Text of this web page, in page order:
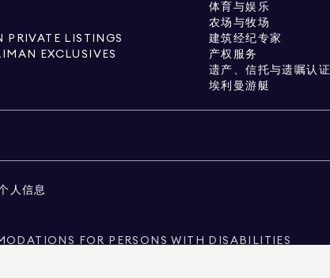
PRIVATE LISTINGS
EXCLUSIVES
体育与娱乐
农场与牧场
建筑经纪专家
产权服务
遗产、信托与遗嘱认证
埃利曼游艇
人信息
FOR PERSONS WITH DISABILITIES